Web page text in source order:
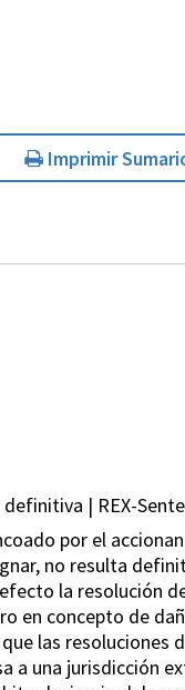
Imprimir
| REX-
por el
no resulta
la resolución
en concepto de
las
a una jurisdicción